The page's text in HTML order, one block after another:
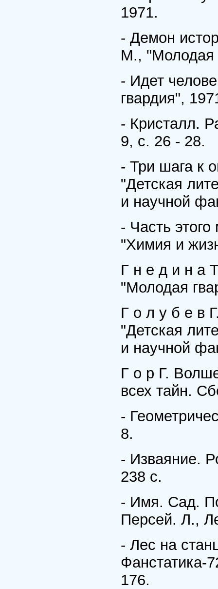
1971.
- Демон
М., "Молодая
- Идет
гвардия",
- Кристалл.
9, с. 26 - 28.
- Три шага к
"Детская
и научной
- Часть
"Химия и
Г н е д и н а
"Молодая
Г о л у б е в
"Детская
и научной
Г о р Г.
всех тайн.
-
8.
- Изваяние.
238 с.
- Имя. Сад.
Персей. Л.,
- Лес на
Фанстатика-
176.